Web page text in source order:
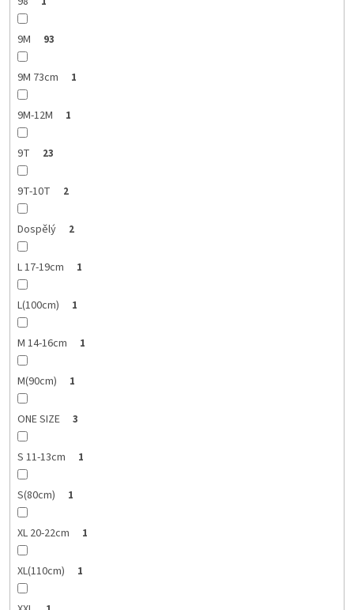
9M 93
9M 73cm 1
9M-12M 1
9T 23
9T-10T 2
Dospělý 2
L 17-19cm 1
L(100cm) 1
M 14-16cm 1
M(90cm) 1
ONE SIZE 3
S 11-13cm 1
S(80cm) 1
XL 20-22cm 1
XL(110cm) 1